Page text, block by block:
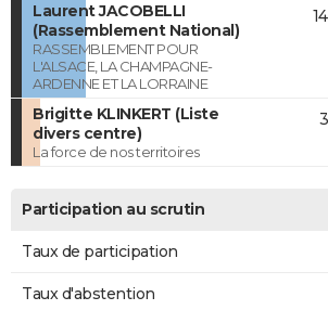
Laurent JACOBELLI
(Rassemblement National)
RASSEMBLEMENT POUR
L'ALSACE, LA CHAMPAGNE-
ARDENNE ET LA LORRAINE
Brigitte KLINKERT (Liste
divers centre)
La force de nos territoires
Participation au scrutin
Taux de participation
Taux d'abstention